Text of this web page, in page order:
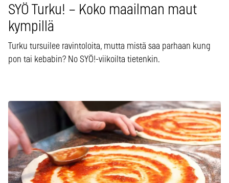
SYÖ Turku! – Koko maailman maut
kympillä
Turku tursuilee ravintoloita, mutta mistä saa parhaan kung
pon tai kebabin? No SYÖ!-viikoilta tietenkin.